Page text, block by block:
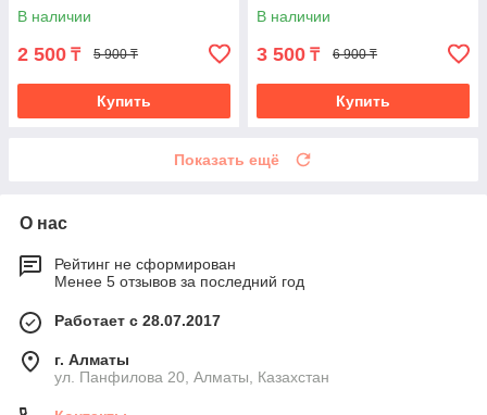
В наличии
2 500 ₸ 5 900 ₸
Купить
В наличии
3 500 ₸ 6 900 ₸
Купить
Показать ещё
О нас
Рейтинг не сформирован
Менее 5 отзывов за последний год
Работает с 28.07.2017
г. Алматы
ул. Панфилова 20, Алматы, Казахстан